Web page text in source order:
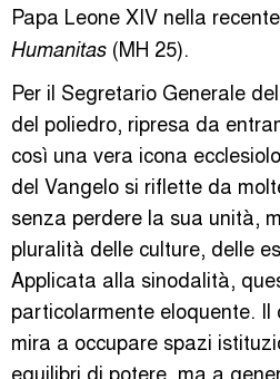
Papa Leone XIV nella
Humanitas (MH 25).
Per il Segretario Generale
del poliedro, ripresa da
così una vera icona
del Vangelo si riflette da
senza perdere la sua unità,
pluralità delle culture, delle
Applicata alla sinodalità,
particolarmente eloquente. Il
mira a occupare spazi
equilibri di potere, ma a